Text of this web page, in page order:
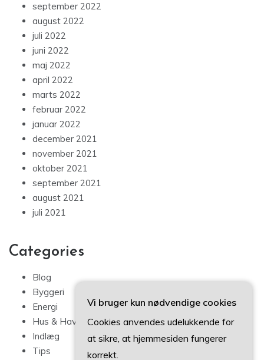
september 2022
august 2022
juli 2022
juni 2022
maj 2022
april 2022
marts 2022
februar 2022
januar 2022
december 2021
november 2021
oktober 2021
september 2021
august 2021
juli 2021
Categories
Blog
Byggeri
Energi
Hus & Have
Indlæg
Tips
Vi bruger kun nødvendige cookies
Cookies anvendes udelukkende for
at sikre, at hjemmesiden fungerer
korrekt.